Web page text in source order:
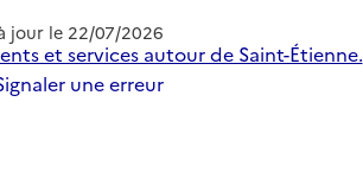
jour le 22/07/2026
et services autour de Saint-Étienne.
une erreur